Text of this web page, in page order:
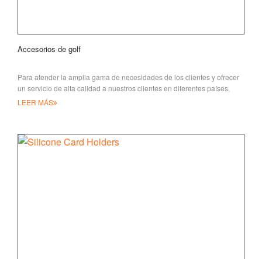
Accesorios de golf
Para atender la amplia gama de necesidades de los clientes y ofrecer
un servicio de alta calidad a nuestros clientes en diferentes países,
LEER MÁS